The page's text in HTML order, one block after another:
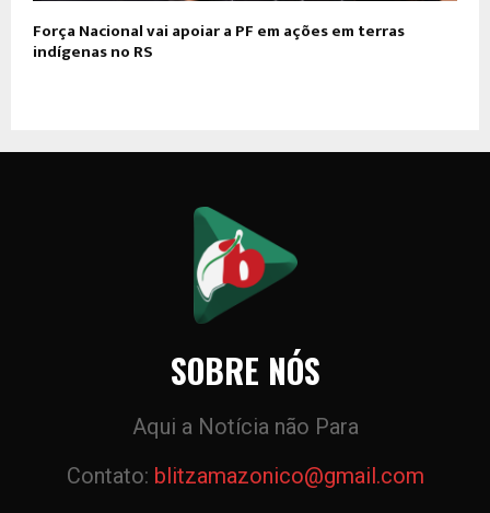
Força Nacional vai apoiar a PF em ações em terras
indígenas no RS
SOBRE NÓS
Aqui a Notícia não Para
Contato: blitzamazonico@gmail.com